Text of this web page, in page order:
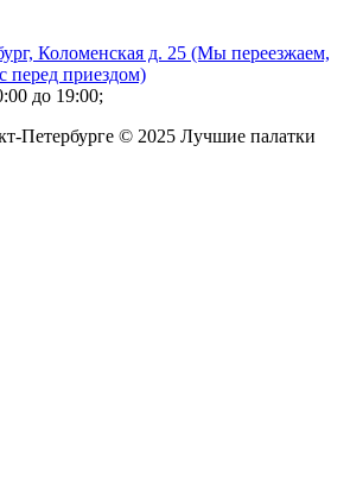
Коломенская д. 25 (Мы переезжаем,
перед приездом)
до 19:00;
Петербурге © 2025 Лучшие палатки